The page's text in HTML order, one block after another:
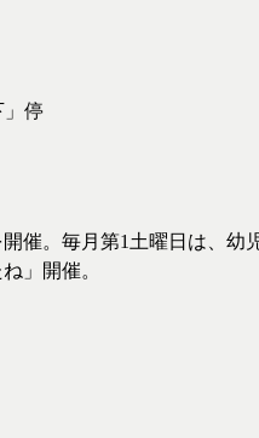
」停
催。毎月第1土曜日は、幼
」開催。